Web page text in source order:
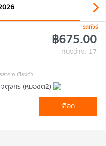
รถทัวร์
฿675.00
ที่นั่งว่าง: 17
าร อ.เชียงคำ
ตุจักร (หมอชิต2)
เลือก